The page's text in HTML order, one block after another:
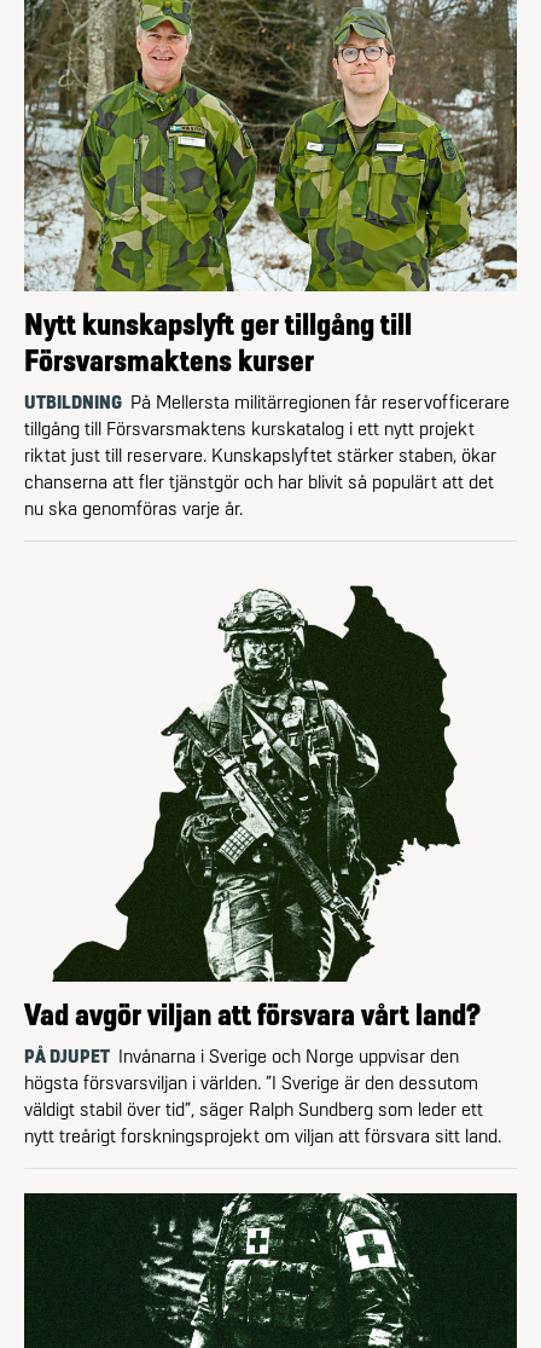
Nytt kunskapslyft ger tillgång till
Försvarsmaktens kurser
UTBILDNING På Mellersta militär­regionen får reserv­officerare
tillgång till Försvarsmaktens kurskatalog i ett nytt projekt
riktat just till reservare. Kunskapslyftet stärker staben, ökar
chanserna att fler tjänstgör och har blivit så populärt att det
nu ska genomföras varje år.
Vad avgör viljan att försvara vårt land?
PÅ DJUPET Invånarna i Sverige och Norge uppvisar den
högsta försvarsviljan i världen. ”I Sverige är den dessutom
väldigt stabil över tid”, säger Ralph Sundberg som leder ett
nytt treårigt forskningsprojekt om viljan att försvara sitt land.